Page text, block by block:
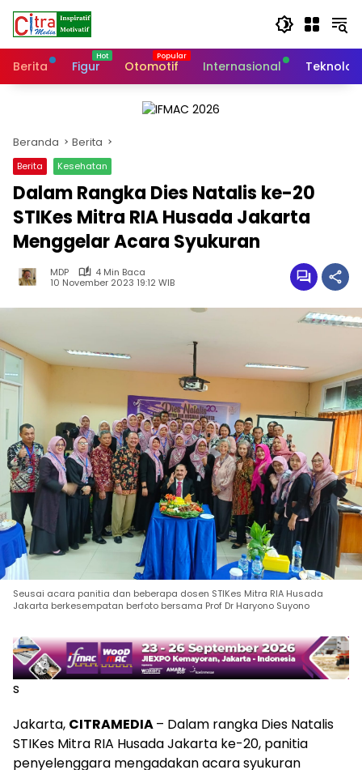
Langsung
konten
Berita
Figur Otomotif Internasional
Beranda Berita
Berita Kesehatan
Dalam Rangka Dies Natalis ke-20
STIKes Mitra RIA Husada Jakarta
Menggelar Acara Syukuran
MDP
4 Min Baca
10 November 2023 19:12 WIB
Seusai acara panitia dan beberapa dosen STIKes Mitra RIA Husada
Jakarta berkesempatan berfoto bersama Prof Dr Haryono Suyono
s
Jakarta, CITRAMEDIA– Dalam rangka Dies Natalis
STIKes Mitra RIA Husada Jakarta ke-20, panitia
penyelenggara mengadakan acara syukuran